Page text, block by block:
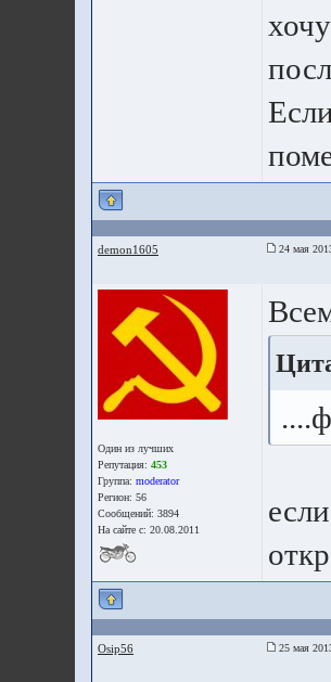
demon1605 24 мая
Один из лучших
Репутация: 453
Группа: moderator
Регион: 56
Сообщений: 3894
На сайте с: 20.08.2011
Osip56 25 мая